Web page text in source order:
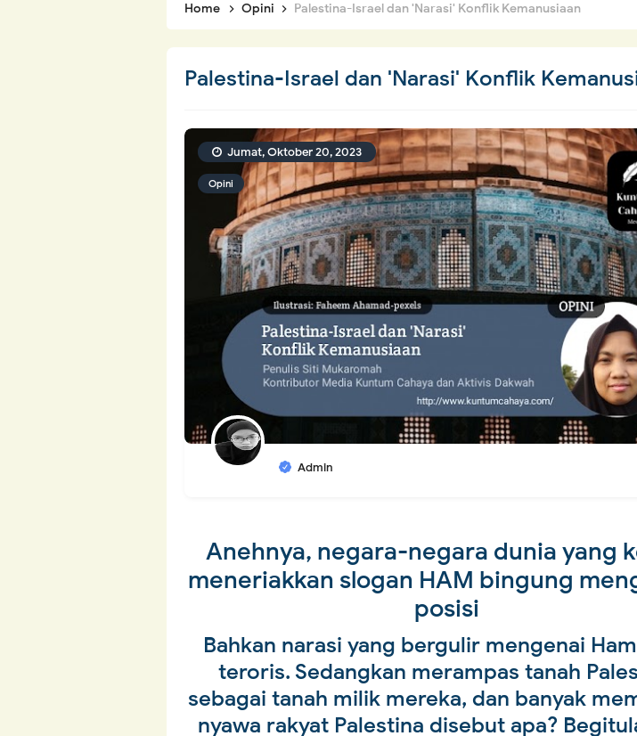
Home Opini Palestina-Israel dan 'Narasi' Konflik Kemanusiaan
Palestina-Israel dan 'Narasi' Konflik
Opini
Admin
Jumat, Oktober 20, 2023
Anehnya, negara-negara dunia yang
meneriakkan slogan HAM bingung
posisi
Bahkan narasi yang bergulir mengenai
teroris. Sedangkan merampas tanah
sebagai tanah milik mereka, dan banyak
nyawa rakyat Palestina disebut apa?